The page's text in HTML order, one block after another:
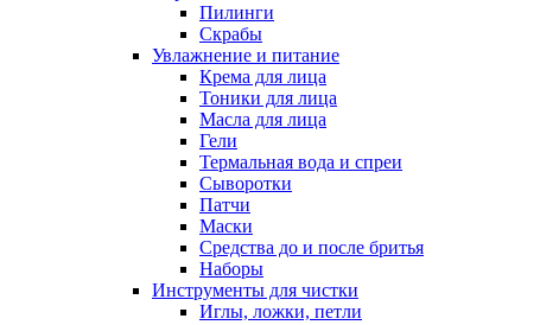
Пилинги
Скрабы
Увлажнение и питание
Крема для лица
Тоники для лица
Масла для лица
Гели
Термальная вода и спреи
Сыворотки
Патчи
Маски
Средства до и после бритья
Наборы
Инструменты для чистки
Иглы, ложки, петли